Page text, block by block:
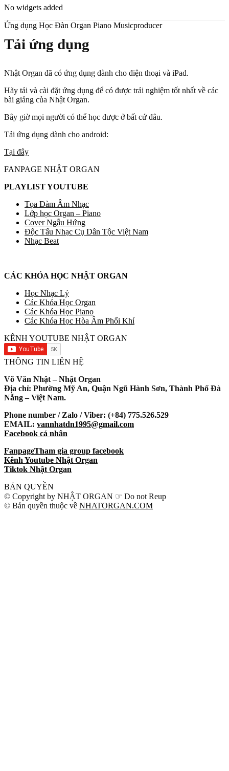
No widgets added
Ứng dụng Học Đàn Organ Piano Musicproducer
Tải ứng dụng
Nhật Organ đã có ứng dụng dành cho điện thoại và iPad.
Hãy tải và cài đặt ứng dụng để có được trải nghiệm tốt nhất về các
bài giảng của Nhật Organ.
Bây giờ mọi người có thể học được ở bất cứ đâu.
Tải ứng dụng dành cho android:
Tại đây
FANPAGE NHẬT ORGAN
PLAYLIST YOUTUBE
Tọa Đàm Âm Nhạc
Lớp học Organ – Piano
Cover Ngẫu Hứng
Độc Tấu Nhạc Cụ Dân Tộc Việt Nam
Nhạc Beat
CÁC KHÓA HỌC NHẬT ORGAN
Học Nhạc Lý
Các Khóa Học Organ
Các Khóa Học Piano
Các Khóa Học Hòa Âm Phối Khí
KÊNH YOUTUBE NHẬT ORGAN
THÔNG TIN LIÊN HỆ
Võ Văn Nhật – Nhật Organ
Địa chỉ: Phường Mỹ An, Quận Ngũ Hành Sơn, Thành Phố Đà
Nẵng – Việt Nam.
Phone number / Zalo / Viber: (+84) 775.526.529
EMAIL: vannhatdn1995@gmail.com
Facebook cá nhân
FanpageTham gia group facebook
Kênh Youtube Nhật Organ
Tiktok Nhật Organ
BẢN QUYỀN
© Copyright by NHẬT ORGAN ☞ Do not Reup
© Bản quyền thuộc về NHATORGAN.COM